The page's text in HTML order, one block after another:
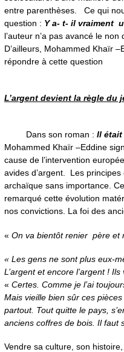
entre parenthèses. Ce qui
question : Y a- t- il vraiment
l’auteur n’a pas avancé le
D’ailleurs, Mohammed Khaïr
répondre à cette question
L’argent devient la règle du
Dans son roman : Il
Mohammed Khaïr –Eddine
cause de l’intervention
avides d’argent. Les
archaïque sans importance.
remarqué cette évolution
nos convictions. La foi des
« On va bientôt renier père et
« Les gens ne sont plus eux-
L’argent et encore l’argent !
« Certes. Comme je l’ai
Mais vieille bien sûr ces
partout. Tout quitte le pays,
anciens coffres de bois. Il
Vendre sa culture, son